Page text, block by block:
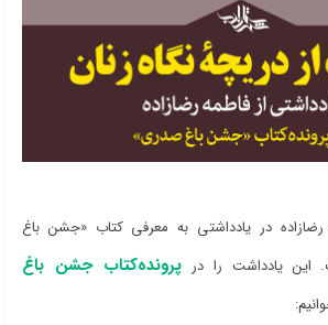
در یادداشتی به معرفی کتاب «جشن باغ
این یادداشت را درپرونده‌کتاب جشن باغ